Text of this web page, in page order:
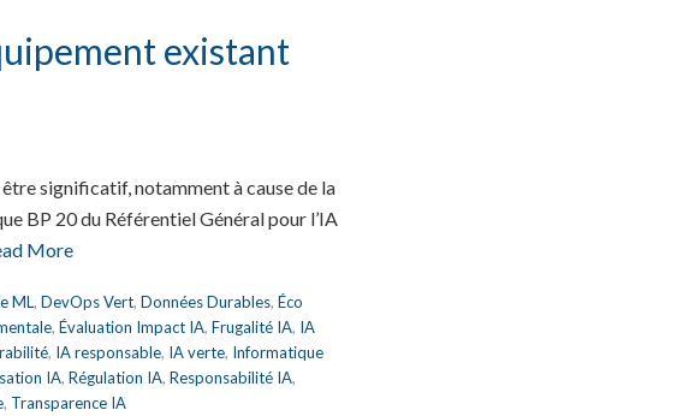
existant
significatif, notamment à cause de la
BP 20 du Référentiel Général pour l’IA
More
ML, DevOps Vert, Données Durables, Éco
, Évaluation Impact IA, Frugalité IA, IA
, IA responsable, IA verte, Informatique
IA, Régulation IA, Responsabilité IA,
, Transparence IA